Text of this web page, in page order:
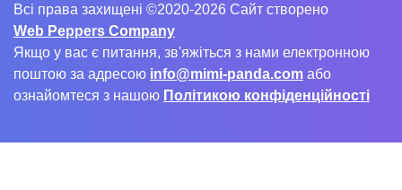
Всі права захищені ©2020-2026 Сайт створено
Web Peppers Company
Якщо у вас є питання, зв'яжіться з нами електронною
поштою за адресою info@mimi-panda.com або
ознайомтеся з нашою Політикою конфіденційності